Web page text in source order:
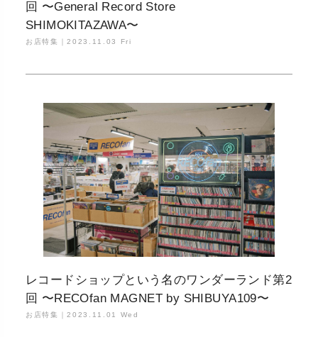
回 〜General Record Store
SHIMOKITAZAWA〜
お店特集｜2023.11.03 Fri
レコードショップという名のワンダーランド第2
回 〜RECOfan MAGNET by SHIBUYA109〜
お店特集｜2023.11.01 Wed